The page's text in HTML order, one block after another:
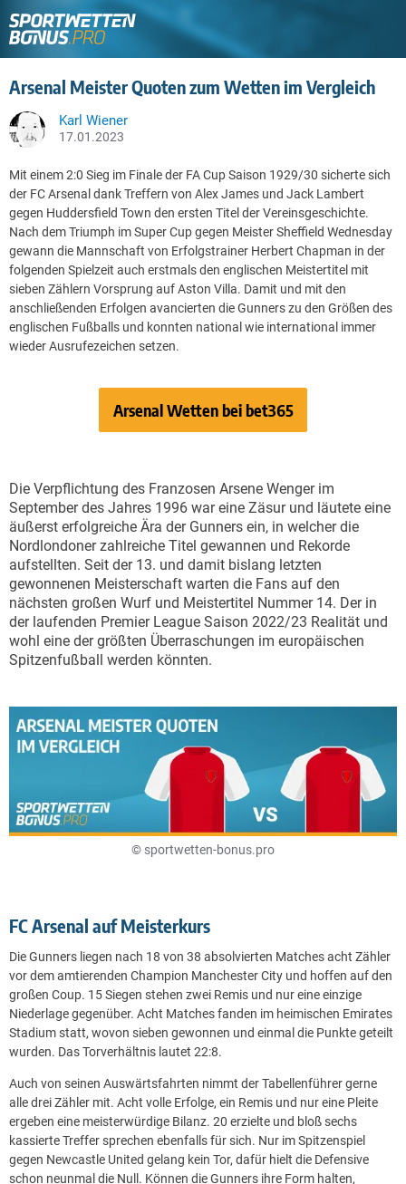
Arsenal Meister Quoten zum Wetten im Vergleich
Karl Wiener
17.01.2023
Mit einem 2:0 Sieg im Finale der FA Cup Saison 1929/30 sicherte sich
der FC Arsenal dank Treffern von Alex James und Jack Lambert
gegen Huddersfield Town den ersten Titel der Vereinsgeschichte.
Nach dem Triumph im Super Cup gegen Meister Sheffield Wednesday
gewann die Mannschaft von Erfolgstrainer Herbert Chapman in der
folgenden Spielzeit auch erstmals den englischen Meistertitel mit
sieben Zählern Vorsprung auf Aston Villa. Damit und mit den
anschließenden Erfolgen avancierten die Gunners zu den Größen des
englischen Fußballs und konnten national wie international immer
wieder Ausrufezeichen setzen.
Arsenal Wetten bei bet365
Die Verpflichtung des Franzosen Arsene Wenger im
September des Jahres 1996 war eine Zäsur und läutete eine
äußerst erfolgreiche Ära der Gunners ein, in welcher die
Nordlondoner zahlreiche Titel gewannen und Rekorde
aufstellten. Seit der 13. und damit bislang letzten
gewonnenen Meisterschaft warten die Fans auf den
nächsten großen Wurf und Meistertitel Nummer 14. Der in
der laufenden Premier League Saison 2022/23 Realität und
wohl eine der größten Überraschungen im europäischen
Spitzenfußball werden könnten.
© sportwetten-bonus.pro
FC Arsenal auf Meisterkurs
Die Gunners liegen nach 18 von 38 absolvierten Matches acht Zähler
vor dem amtierenden Champion Manchester City und hoffen auf den
großen Coup. 15 Siegen stehen zwei Remis und nur eine einzige
Niederlage gegenüber. Acht Matches fanden im heimischen Emirates
Stadium statt, wovon sieben gewonnen und einmal die Punkte geteilt
wurden. Das Torverhältnis lautet 22:8.
Auch von seinen Auswärtsfahrten nimmt der Tabellenführer gerne
alle drei Zähler mit. Acht volle Erfolge, ein Remis und nur eine Pleite
ergeben eine meisterwürdige Bilanz. 20 erzielte und bloß sechs
kassierte Treffer sprechen ebenfalls für sich. Nur im Spitzenspiel
gegen Newcastle United gelang kein Tor, dafür hielt die Defensive
schon neunmal die Null. Können die Gunners ihre Form halten,